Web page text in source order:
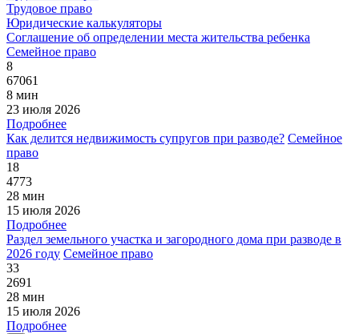
Трудовое право
Юридические калькуляторы
Соглашение об определении места жительства ребенка
Семейное право
8
67061
8 мин
23 июля 2026
Подробнее
Как делится недвижимость супругов при разводе? Семейное
право
18
4773
28 мин
15 июля 2026
Подробнее
Раздел земельного участка и загородного дома при разводе в
2026 году Семейное право
33
2691
28 мин
15 июля 2026
Подробнее